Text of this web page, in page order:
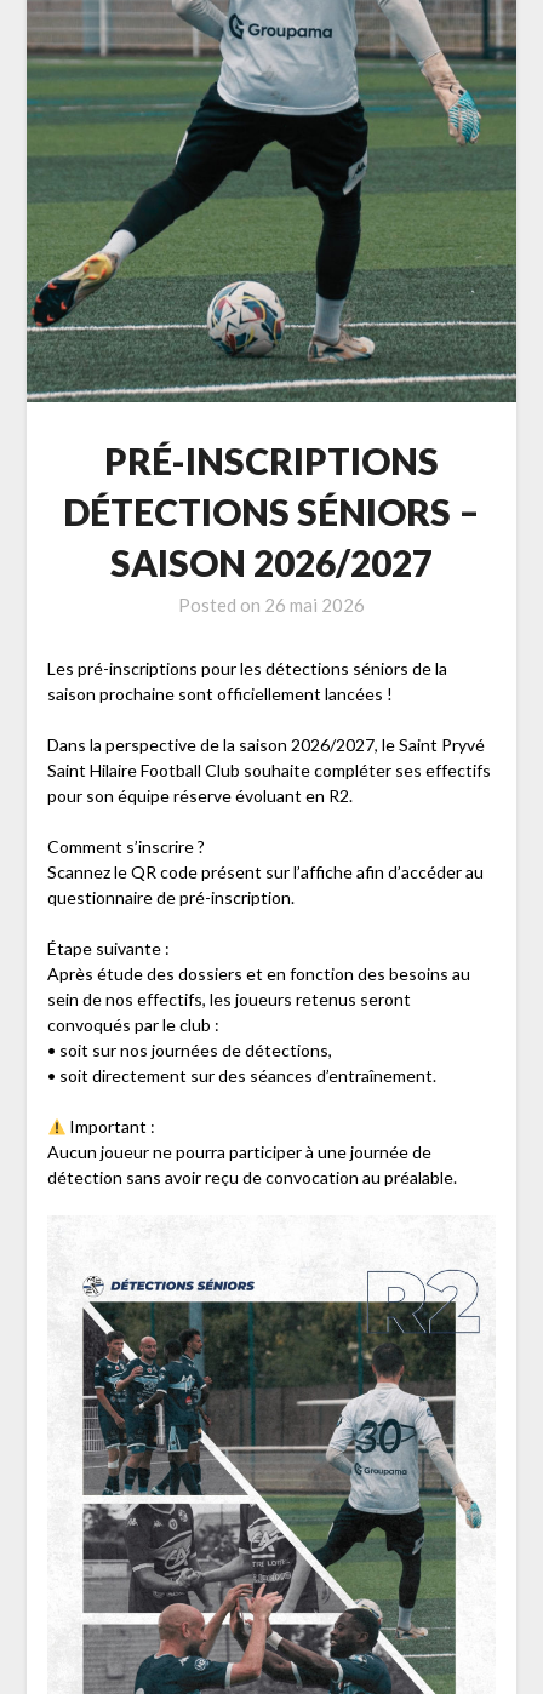
PRÉ-INSCRIPTIONS
DÉTECTIONS SÉNIORS –
SAISON 2026/2027
Posted on 26 mai 2026
Les pré-inscriptions pour les détections séniors de la
saison prochaine sont officiellement lancées !
Dans la perspective de la saison 2026/2027, le Saint Pryvé
Saint Hilaire Football Club souhaite compléter ses effectifs
pour son équipe réserve évoluant en R2.
Comment s’inscrire ?
Scannez le QR code présent sur l’affiche afin d’accéder au
questionnaire de pré-inscription.
Étape suivante :
Après étude des dossiers et en fonction des besoins au
sein de nos effectifs, les joueurs retenus seront
convoqués par le club :
• soit sur nos journées de détections,
• soit directement sur des séances d’entraînement.
Important :
Aucun joueur ne pourra participer à une journée de
détection sans avoir reçu de convocation au préalable.